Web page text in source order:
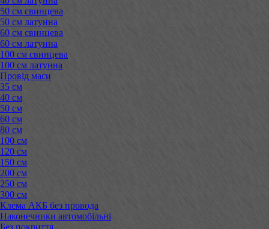
50 см свинцева
50 см латунна
60 см свинцева
60 см латунна
100 см свинцева
100 см латунна
Провід маси
35 см
40 см
50 см
60 см
80 см
100 см
120 см
150 см
200 см
250 см
300 см
Клема АКБ без провода
Наконечники автомобільні
Без покриття